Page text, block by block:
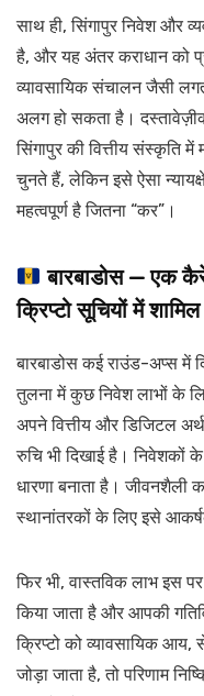
साथ ही, सिंगापुर निवेश और
है, और यह अंतर कराधान को
व्यावसायिक संचालन जैसी
अलग हो सकता है।
सिंगापुर की वित्तीय संस्कृति
चुनते हैं, लेकिन इसे ऐसा
महत्वपूर्ण है जितना “कर”।
बारबाडोस — एक
क्रिप्टो सूचियों में शामिल
बारबाडोस कई राउंड-अप्स में
तुलना में कुछ निवेश लाभों के
अपने वित्तीय और डिजिटल
रुचि भी दिखाई है। निवेशकों
धारणा बनाता है। जीवनशैली
स्थानांतरकों के लिए इसे
फिर भी, वास्तविक लाभ इस
किया जाता है और आपकी
क्रिप्टो को व्यावसायिक
जोड़ा जाता है, तो परिणाम